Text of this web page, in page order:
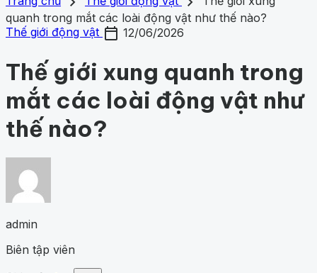
Chủ đề
Khám phá khoa học 424 Khoa học vũ trụ
nghệ
82
Gợi ý danh mục
Khám phá khoa họcKhoa học vũ trụ
quanh trong mắt các loài động vật như thế nào?
Thế giới động vật calendar_today 12/06/2026
Thế giới xung quanh trong
mắt các loài động vật như
thế nào?
admin
Biên tập viên